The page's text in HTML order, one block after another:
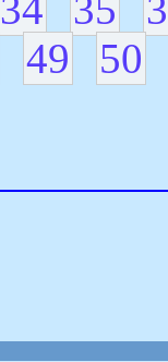
49
50